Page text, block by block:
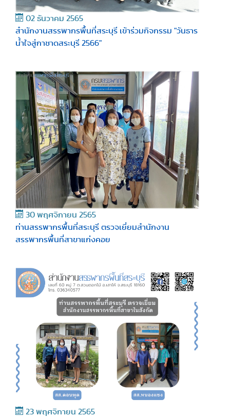
02 ธันวาคม 2565
สำนักงานสรรพากรพื้นที่สระบุรี เข้าร่วมกิจกรรม "วันธาร
น้ำใจสู่กาชาดสระบุรี 2566"
30 พฤศจิกายน 2565
ท่านสรรพากรพื้นที่สระบุรี ตรวจเยี่ยมสำนักงาน
สรรพากรพื้นที่สาขาแก่งคอย
23 พฤศจิกายน 2565